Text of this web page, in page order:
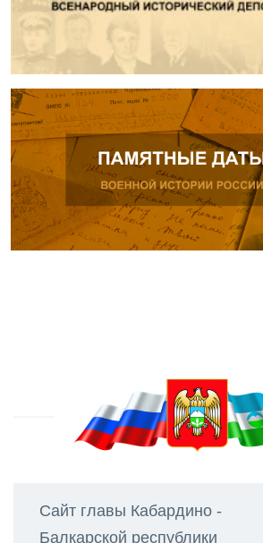
Сайт главы Кабардино -
Балкарской республики